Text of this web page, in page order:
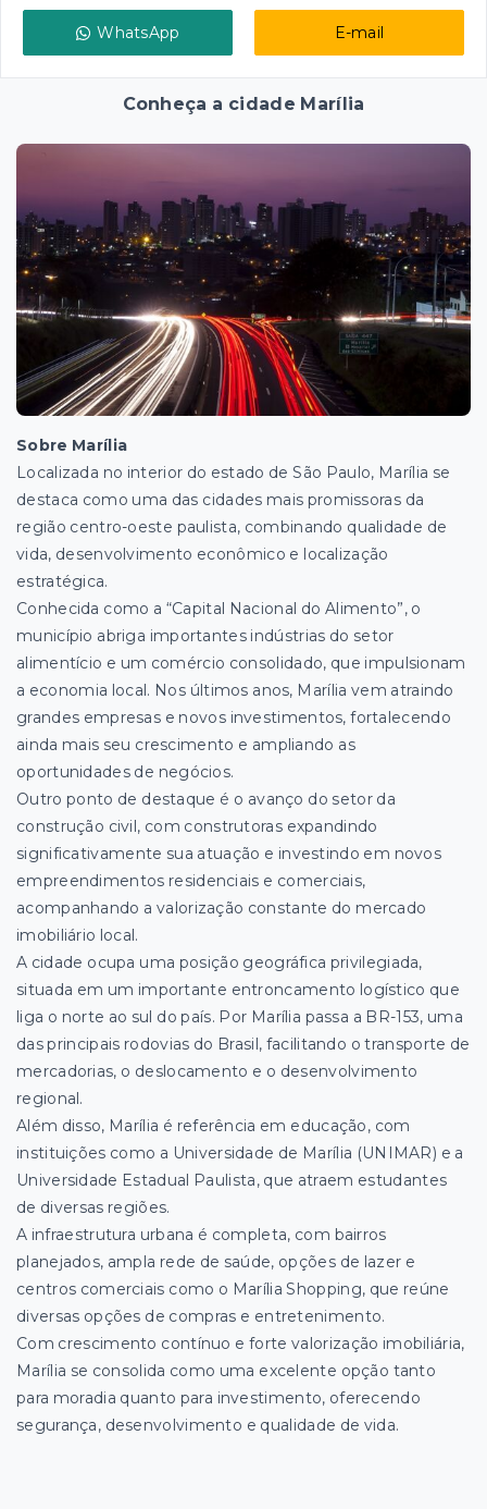
WhatsApp E-mail
Conheça a cidade Marília
Sobre Marília
Localizada no interior do estado de São Paulo, Marília se
destaca como uma das cidades mais promissoras da
região centro-oeste paulista, combinando qualidade de
vida, desenvolvimento econômico e localização
estratégica.
Conhecida como a “Capital Nacional do Alimento”, o
município abriga importantes indústrias do setor
alimentício e um comércio consolidado, que impulsionam
a economia local. Nos últimos anos, Marília vem atraindo
grandes empresas e novos investimentos, fortalecendo
ainda mais seu crescimento e ampliando as
oportunidades de negócios.
Outro ponto de destaque é o avanço do setor da
construção civil, com construtoras expandindo
significativamente sua atuação e investindo em novos
empreendimentos residenciais e comerciais,
acompanhando a valorização constante do mercado
imobiliário local.
A cidade ocupa uma posição geográfica privilegiada,
situada em um importante entroncamento logístico que
liga o norte ao sul do país. Por Marília passa a BR-153, uma
das principais rodovias do Brasil, facilitando o transporte de
mercadorias, o deslocamento e o desenvolvimento
regional.
Além disso, Marília é referência em educação, com
instituições como a Universidade de Marília (UNIMAR) e a
Universidade Estadual Paulista, que atraem estudantes
de diversas regiões.
A infraestrutura urbana é completa, com bairros
planejados, ampla rede de saúde, opções de lazer e
centros comerciais como o Marília Shopping, que reúne
diversas opções de compras e entretenimento.
Com crescimento contínuo e forte valorização imobiliária,
Marília se consolida como uma excelente opção tanto
para moradia quanto para investimento, oferecendo
segurança, desenvolvimento e qualidade de vida.